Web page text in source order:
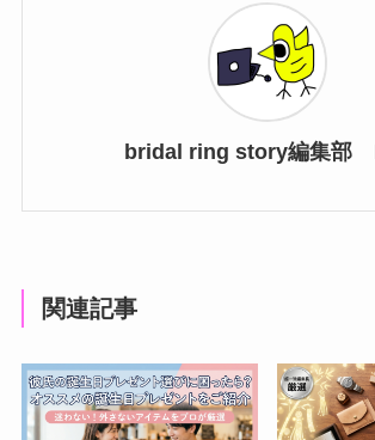
bridal ring story編集部
関連記事